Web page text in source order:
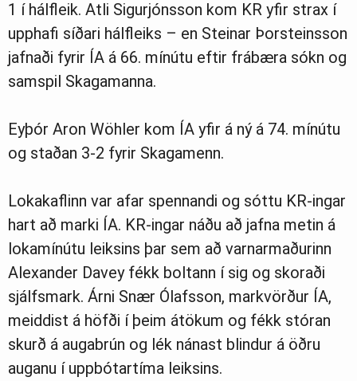
1 í hálfleik. Atli Sigurjónsson kom KR yfir strax í
upphafi síðari hálfleiks – en Steinar Þorsteinsson
jafnaði fyrir ÍA á 66. mínútu eftir frábæra sókn og
samspil Skagamanna.
Eyþór Aron Wöhler kom ÍA yfir á ný á 74. mínútu
og staðan 3-2 fyrir Skagamenn.
Lokakaflinn var afar spennandi og sóttu KR-ingar
hart að marki ÍA. KR-ingar náðu að jafna metin á
lokamínútu leiksins þar sem að varnarmaðurinn
Alexander Davey fékk boltann í sig og skoraði
sjálfsmark. Árni Snær Ólafsson, markvörður ÍA,
meiddist á höfði í þeim átökum og fékk stóran
skurð á augabrún og lék nánast blindur á öðru
auganu í uppbótartíma leiksins.